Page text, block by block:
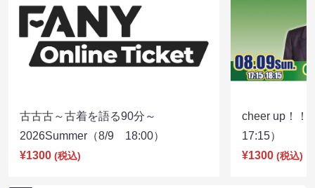
古古古～古着を語る90分～
2026Summer（8/9 18:00）
¥1300 (税込)
cheer up！
17:15）
¥1300 (税込)